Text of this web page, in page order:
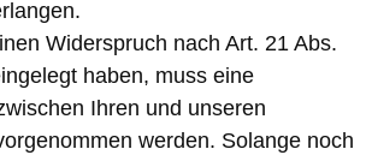
Widerspruch nach Art. 21 Abs.
haben, muss eine
Ihren und unseren
werden. Solange noch